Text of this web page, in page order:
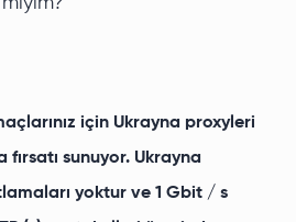
için Ukrayna proxyleri
fırsatı sunuyor. Ukrayna
yoktur ve 1 Gbit / s